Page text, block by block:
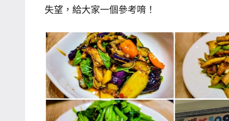
失望，給大家一個參考唷！